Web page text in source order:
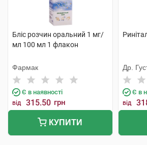
Бліс розчин оральний 1 мг/
мл 100 мл 1 флакон
Фармак
Є в наявності
від 315.50 грн
КУПИТИ
Др.
Є в
від